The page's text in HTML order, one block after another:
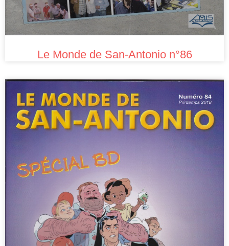
Le Monde de San-Antonio n°86